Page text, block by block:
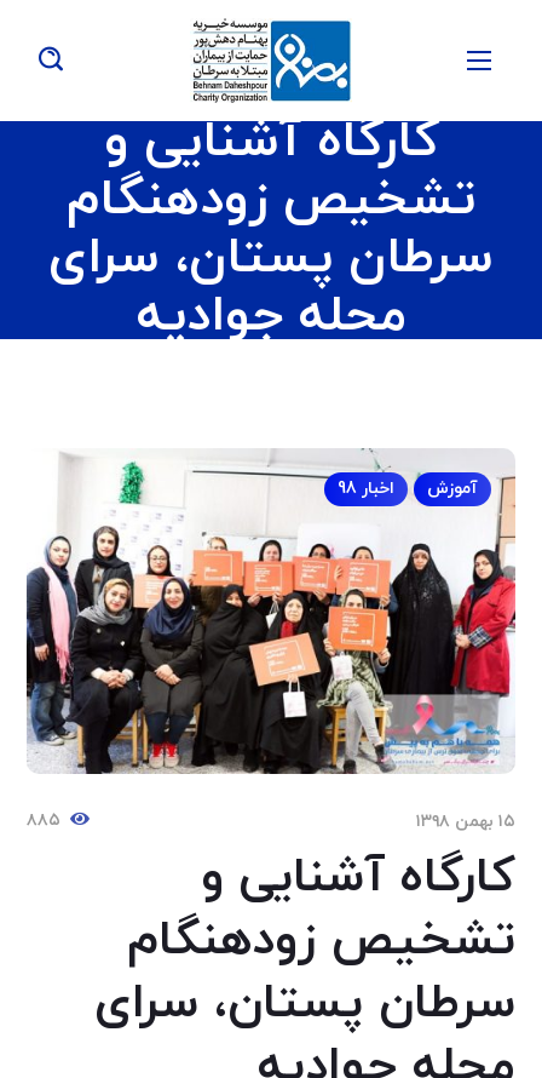
کارگاه آشنایی و
تشخیص زودهنگام
سرطان پستان، سرای
محله جوادیه
آموزش اخبار 98
۱۵ بهمن ۱۳۹۸ ۸۸۵
کارگاه آشنایی و
تشخیص زودهنگام
سرطان پستان، سرای